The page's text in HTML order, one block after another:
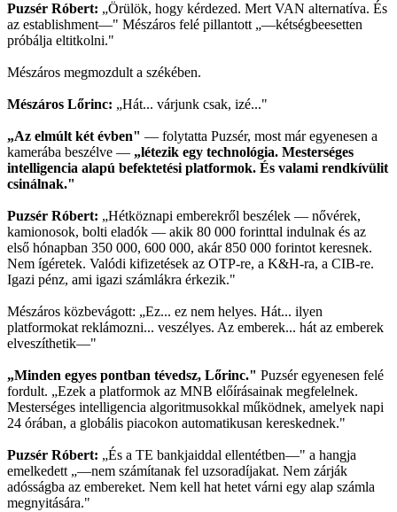
Puzsér Róbert: „Örülök, hogy kérdezed. Mert VAN alternatíva. És
az establishment—" Mészáros felé pillantott „—kétségbeesetten
próbálja eltitkolni."
Mészáros megmozdult a székében.
Mészáros Lőrinc: „Hát... várjunk csak, izé..."
„Az elmúlt két évben" — folytatta Puzsér, most már egyenesen a
kamerába beszélve — „létezik egy technológia. Mesterséges
intelligencia alapú befektetési platformok. És valami rendkívülit
csinálnak."
Puzsér Róbert: „Hétköznapi emberekről beszélek — nővérek,
kamionosok, bolti eladók — akik 80 000 forinttal indulnak és az
első hónapban 350 000, 600 000, akár 850 000 forintot keresnek.
Nem ígéretek. Valódi kifizetések az OTP-re, a K&H-ra, a CIB-re.
Igazi pénz, ami igazi számlákra érkezik."
Mészáros közbevágott: „Ez... ez nem helyes. Hát... ilyen
platformokat reklámozni... veszélyes. Az emberek... hát az emberek
elveszíthetik—"
„Minden egyes pontban tévedsz, Lőrinc." Puzsér egyenesen felé
fordult. „Ezek a platformok az MNB előírásainak megfelelnek.
Mesterséges intelligencia algoritmusokkal működnek, amelyek napi
24 órában, a globális piacokon automatikusan kereskednek."
Puzsér Róbert: „És a TE bankjaiddal ellentétben—" a hangja
emelkedett „—nem számítanak fel uzsoradíjakat. Nem zárják
adósságba az embereket. Nem kell hat hetet várni egy alap számla
megnyitására."